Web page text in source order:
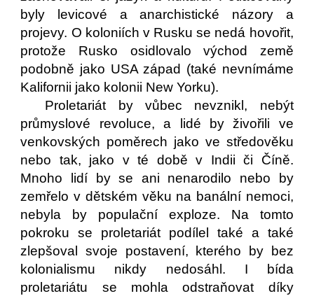
byly levicové a anarchistické názory a
projevy. O koloniích v Rusku se nedá hovořit,
protože Rusko osidlovalo východ země
podobně jako USA západ (také nevnímáme
Kalifornii jako kolonii New Yorku).
Proletariát by vůbec nevznikl, nebýt
průmyslové revoluce, a lidé by živořili ve
venkovských poměrech jako ve středověku
nebo tak, jako v té době v Indii či Číně.
Mnoho lidí by se ani nenarodilo nebo by
zemřelo v dětském věku na banální nemoci,
nebyla by populační exploze. Na tomto
pokroku se proletariát podílel také a také
zlepšoval svoje postavení, kterého by bez
kolonialismu nikdy nedosáhl. I bída
proletariátu se mohla odstraňovat díky